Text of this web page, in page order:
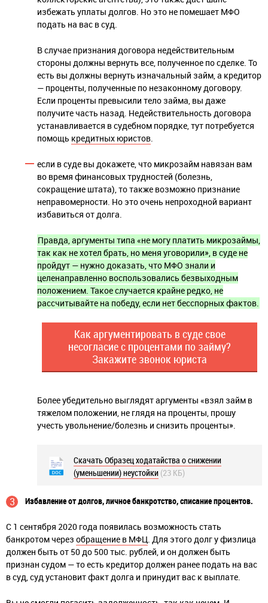
избежать уплаты долгов. Но это не помешает МФО
подать на вас в суд.
В случае признания договора недействительным
стороны должны вернуть все, полученное по сделке. То
есть вы должны вернуть изначальный займ, а кредитор
— проценты, полученные по незаконному договору.
Если проценты превысили тело займа, вы даже
получите часть назад. Недействительность договора
устанавливается в судебном порядке, тут потребуется
помощь кредитных юристов.
если в суде вы докажете, что микрозайм навязан вам
во время финансовых трудностей (болезнь,
сокращение штата), то также возможно признание
неправомерности. Но это очень непроходной вариант
избавиться от долга.
Правда, аргументы типа «не могу платить микрозаймы,
так как не хотел брать, но меня уговорили», в суде не
пройдут — нужно доказать, что МФО знали и
целенаправленно воспользовались безвыходным
положением. Такое случается крайне редко, не
рассчитывайте на победу, если нет бесспорных фактов.
Как аргументировать в суде свое
несогласие с процентами по займу?
Закажите звонок юриста
Более убедительно выглядят аргументы «взял займ в
тяжелом положении, не глядя на проценты, прошу
учесть увольнение/болезнь и снизить проценты».
Скачать Образец ходатайства о снижении
(уменьшении) неустойки (23 КБ)
Избавление от долгов, личное банкротство, списание процентов.
С 1 сентября 2020 года появилась возможность стать
банкротом через обращение в МФЦ. Для этого долг у физлица
должен быть от 50 до 500 тыс. рублей, и он должен быть
признан судом — то есть кредитор должен ранее подать на вас
в суд, суд установит факт долга и принудит вас к выплате.